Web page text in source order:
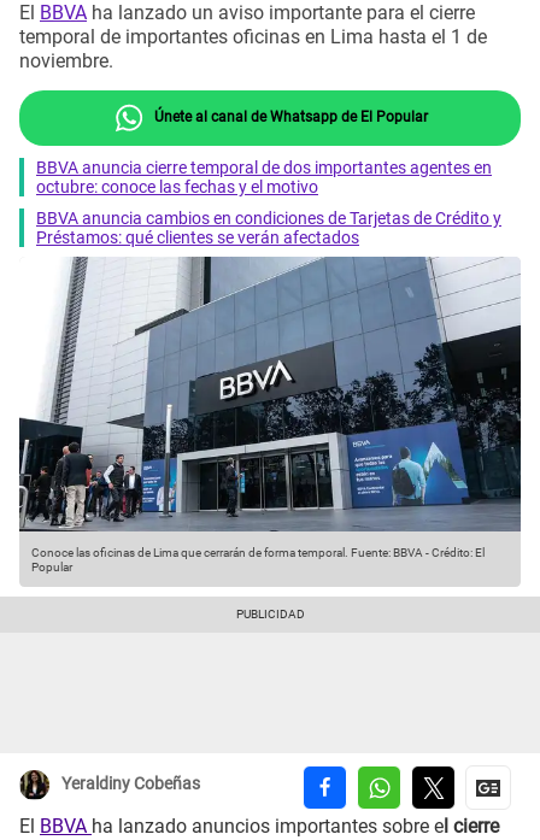
El BBVA ha lanzado un aviso importante para el cierre
temporal de importantes oficinas en Lima hasta el 1 de
noviembre.
Únete al canal de Whatsapp de El Popular
BBVA anuncia cierre temporal de dos importantes agentes en
octubre: conoce las fechas y el motivo
BBVA anuncia cambios en condiciones de Tarjetas de Crédito y
Préstamos: qué clientes se verán afectados
Conoce las oficinas de Lima que cerrarán de forma temporal. Fuente: BBVA-Crédito: El
Popular
Yeraldiny Cobeñas
El BBVA ha lanzado anuncios importantes sobre e l cierre